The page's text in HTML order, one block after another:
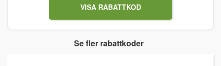
VISA RABATTKOD
Se fler rabattkoder